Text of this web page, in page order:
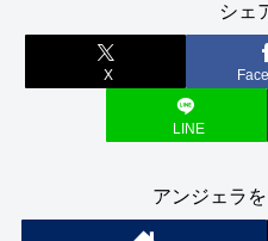
シェ
X
LINE
アンジェラ